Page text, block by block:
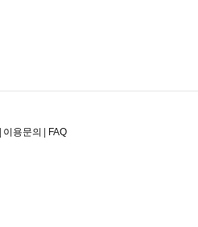
이용문의
FAQ